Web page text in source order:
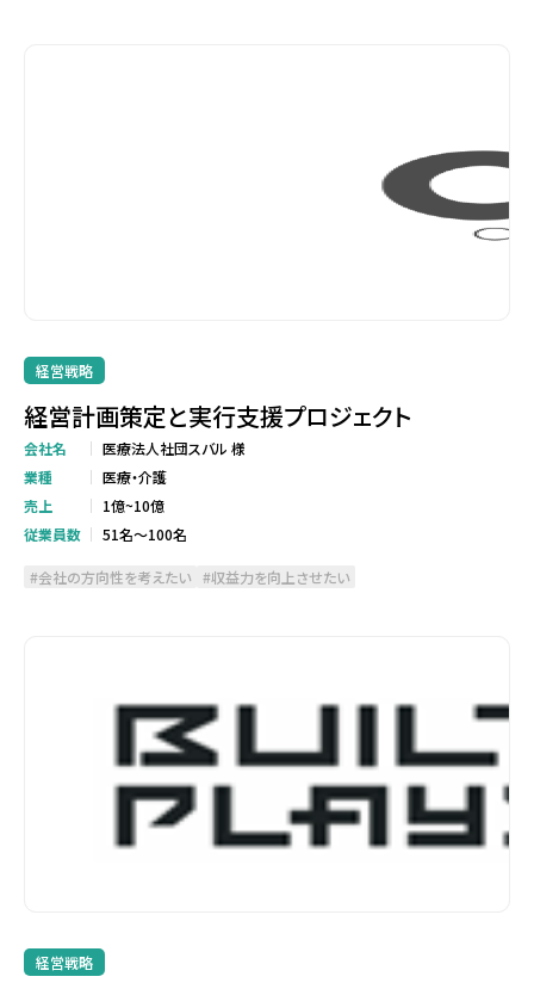
経営戦略
経営計画策定と実行支援プロジェクト
会社名
医療法人社団スバル 様
業種
医療・介護
売上
1億~10億
従業員数
51名～100名
会社の方向性を考えたい 収益力を向上させたい
経営戦略